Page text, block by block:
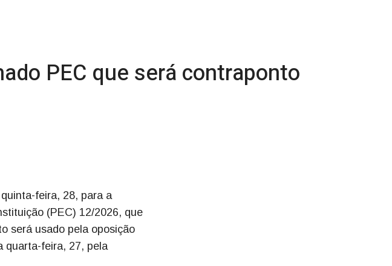
PEC que será contraponto
feira, 28, para a
(PEC) 12/2026, que
será usado pela oposição
quarta-feira, 27, pela